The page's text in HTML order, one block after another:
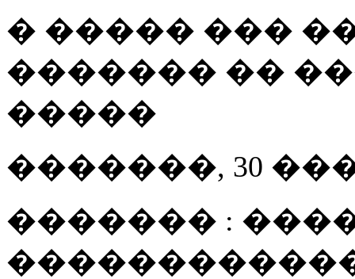
� ����� ���
������� ��
�����
�������, 30 ���
������� :